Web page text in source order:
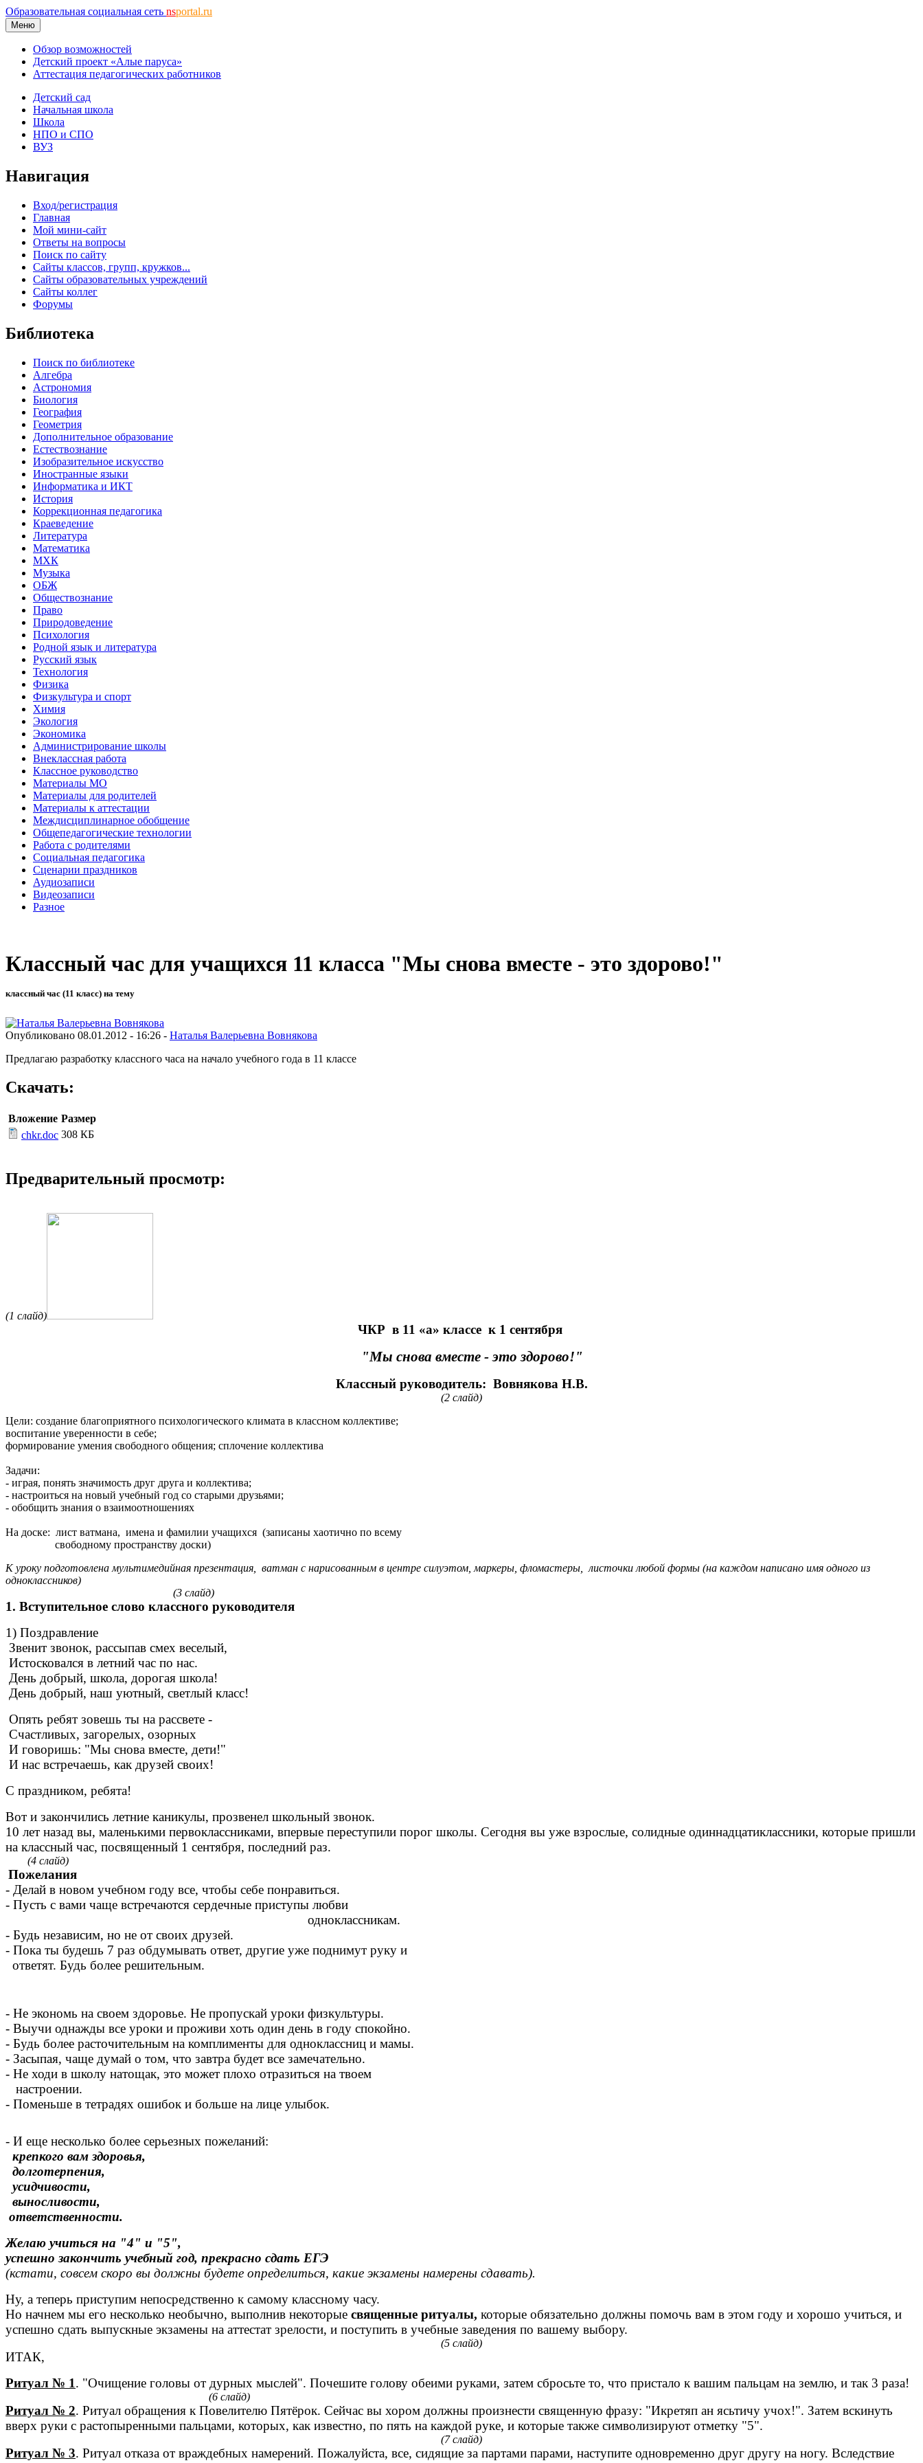
Образовательная социальная сеть nsportal.ru
Меню
Обзор возможностей
Детский проект «Алые паруса»
Аттестация педагогических работников
Детский сад
Начальная школа
Школа
НПО и СПО
ВУЗ
Навигация
Вход/регистрация
Главная
Мой мини-сайт
Ответы на вопросы
Поиск по сайту
Сайты классов, групп, кружков...
Сайты образовательных учреждений
Сайты коллег
Форумы
Библиотека
Поиск по библиотеке
Алгебра
Астрономия
Биология
География
Геометрия
Дополнительное образование
Естествознание
Изобразительное искусство
Иностранные языки
Информатика и ИКТ
История
Коррекционная педагогика
Краеведение
Литература
Математика
МХК
Музыка
ОБЖ
Обществознание
Право
Природоведение
Психология
Родной язык и литература
Русский язык
Технология
Физика
Физкультура и спорт
Химия
Экология
Экономика
Администрирование школы
Внеклассная работа
Классное руководство
Материалы МО
Материалы для родителей
Материалы к аттестации
Междисциплинарное обобщение
Общепедагогические технологии
Работа с родителями
Социальная педагогика
Сценарии праздников
Аудиозаписи
Видеозаписи
Разное
Классный час для учащихся 11 класса "Мы снова вместе - это здорово!"
классный час (11 класс) на тему
Опубликовано 08.01.2012 - 16:26 - Наталья Валерьевна Вовнякова
Предлагаю разработку классного часа на начало учебного года в 11 классе
Скачать:
Вложение Размер
chkr.doc 308 КБ
Предварительный просмотр:
(1 слайд)
ЧКР в11 «а» классе к1 сентября
"Мы снова вместе - это здорово!"
Классный руководитель: Вовнякова Н.В.
(2 слайд)
Цели: создание благоприятного психологического климата в классном коллективе;
воспитание уверенности в себе;
формирование умения свободного общения; сплочение коллектива
Задачи:
- играя, понять значимость друг друга и коллектива;
- настроиться на новый учебный год со старыми друзьями;
- обобщить знания о взаимоотношениях
На доске: лист ватмана, имена и фамилии учащихся (записаны хаотично по всему
свободному пространству доски)
К уроку подготовлена мультимедийная презентация, ватман с нарисованным в центре силуэтом, маркеры, фломастеры, листочки любой формы (на каждом написано имя одного из
одноклассников)
(3 слайд)
1. Вступительное слово классного руководителя
1) Поздравление
Звенит звонок, рассыпав смех веселый,
Истосковался в летний час по нас.
День добрый, школа, дорогая школа!
День добрый, наш уютный, светлый класс!
Опять ребят зовешь ты на рассвете -
Счастливых, загорелых, озорных
И говоришь: "Мы снова вместе, дети!"
И нас встречаешь, как друзей своих!
С праздником, ребята!
Вот и закончились летние каникулы, прозвенел школьный звонок.
10 лет назад вы, маленькими первоклассниками, впервые переступили порог школы. Сегодня вы уже взрослые, солидные одиннадцатиклассники, которые пришли
на классный час, посвященный 1 сентября, последний раз.
(4 слайд)
Пожелания
- Делай в новом учебном году все, чтобы себе понравиться.
- Пусть с вами чаще встречаются сердечные приступы любви
одноклассникам.
- Будь независим, но не от своих друзей.
- Пока ты будешь 7 раз обдумывать ответ, другие уже поднимут руку и
ответят. Будь более решительным.
- Не экономь на своем здоровье. Не пропускай уроки физкультуры.
- Выучи однажды все уроки и проживи хоть один день в году спокойно.
- Будь более расточительным на комплименты для одноклассниц и мамы.
- Засыпая, чаще думай о том, что завтра будет все замечательно.
- Не ходи в школу натощак, это может плохо отразиться на твоем
настроении.
- Поменьше в тетрадях ошибок и больше на лице улыбок.
- И еще несколько более серьезных пожеланий:
крепкого вам здоровья,
долготерпения,
усидчивости,
выносливости,
ответственности.
Желаю учиться на "4" и "5",
успешно закончить учебный год, прекрасно сдать ЕГЭ
(кстати, совсем скоро вы должны будете определиться, какие экзамены намерены сдавать).
Ну, а теперь приступим непосредственно к самому классному часу.
Но начнем мы его несколько необычно, выполнив некоторые священные ритуалы, которые обязательно должны помочь вам в этом году и хорошо учиться, и
успешно сдать выпускные экзамены на аттестат зрелости, и поступить в учебные заведения по вашему выбору.
(5 слайд)
ИТАК,
Ритуал № 1. "Очищение головы от дурных мыслей". Почешите голову обеими руками, затем сбросьте то, что пристало к вашим пальцам на землю, и так 3 раза!
(6 слайд)
Ритуал № 2. Ритуал обращения к Повелителю Пятёрок. Сейчас вы хором должны произнести священную фразу: "Икретяп ан ясьтичу учох!". Затем вскинуть
вверх руки с растопыренными пальцами, которых, как известно, по пять на каждой руке, и которые также символизируют отметку "5".
(7 слайд)
Ритуал № 3. Ритуал отказа от враждебных намерений. Пожалуйста, все, сидящие за партами парами, наступите одновременно друг другу на ногу. Вследствие